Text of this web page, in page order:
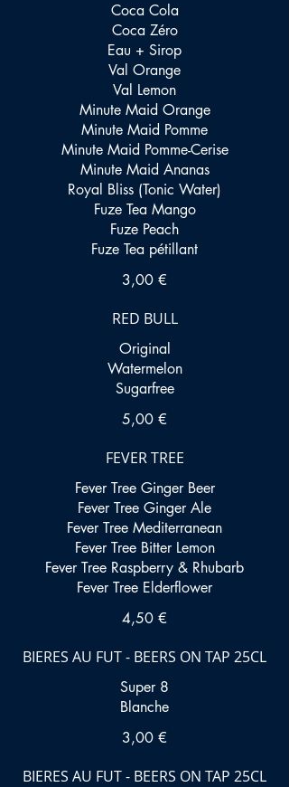
Coca Cola
Coca Zéro
Eau + Sirop
Val Orange
Val Lemon
Minute Maid Orange
Minute Maid Pomme
Minute Maid Pomme-Cerise
Minute Maid Ananas
Royal Bliss (Tonic Water)
Fuze Tea Mango
Fuze Peach
Fuze Tea pétillant
3,00 €
RED BULL
Original
Watermelon
Sugarfree
5,00 €
FEVER TREE
Fever Tree Ginger Beer
Fever Tree Ginger Ale
Fever Tree Mediterranean
Fever Tree Bitter Lemon
Fever Tree Raspberry & Rhubarb
Fever Tree Elderflower
4,50 €
BIERES AU FUT - BEERS ON TAP 25CL
Super 8
Blanche
3,00 €
BIERES AU FUT - BEERS ON TAP 25CL